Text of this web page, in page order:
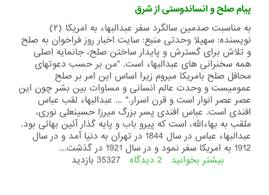
پیام صلح و انساندوستی از شرق
به مناسبت صدمین سالگرد سفر عبدالبهاء به امریکا (۲)
نویسنده: سهیلا وحدتی منبع: سایت اخبار روز فراخوان به صلح
و تلاش برای گسترش و پایدار ساختن صلح، جانمایه اصلی
همه سخنرانی های عبدالبهاء است. "من بر حسب دعوتهای
محافل صلح بامریکا میروم زیرا اساس این امر بر صلح
عمومیست و وحدت عالم انسانی و مساوات بین بشر چون این
عصر عصر انوار است و قرن اسرار." ... عبدالبهاء لقب عباس
افندی است. عباس افندی پسر بزرگ میرزا حسینعلی نوری،
ملقب به بهاءالله، است که پیرو باب و پایه گذار آئین بهائی بود.
عبدالبهاء عباس در سال 1844 در تهران به دنیا آمد و در سال
1912 به امریکا سفر نمود و در سال 1921 در گذشت...
بیشتر بخوانید درباره
2 دیدگاه 35327 بازدید